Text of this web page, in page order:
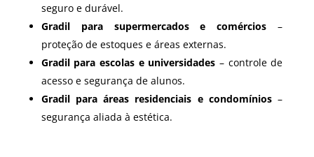
seguro e durável.
Gradil para supermercados e comércios –
proteção de estoques e áreas externas.
Gradil para escolas e universidades – controle de
acesso e segurança de alunos.
Gradil para áreas residenciais e condomínios–
segurança aliada à estética.